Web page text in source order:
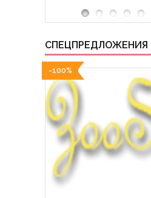
СПЕЦПРЕДЛОЖЕНИЯ
-100%